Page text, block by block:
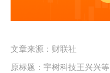
文章来源：财联社
原标题：宇树科技王兴兴